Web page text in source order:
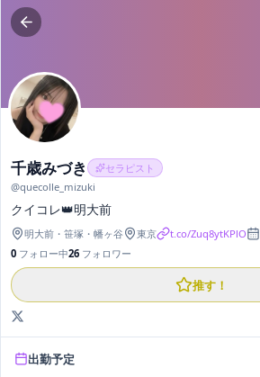
千歳みづき
セラピスト
@quecolle_mizuki
クイコレ👑明大前
明大前・笹塚・幡ヶ谷 東京 t.co/Zuq8ytKPlO
0 フォロー中26 フォロワー
推す！
出勤予定